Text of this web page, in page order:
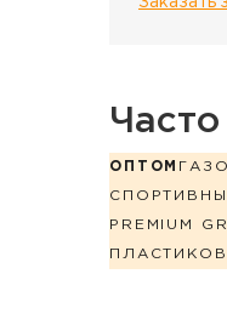
ОПТОМ
PREMIUM